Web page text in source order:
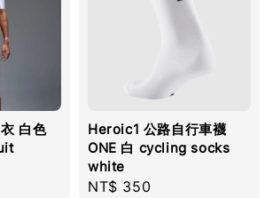
白色
Heroic1 公路自行車襪
ONE 白 cycling socks
white
Regular
NT$ 350